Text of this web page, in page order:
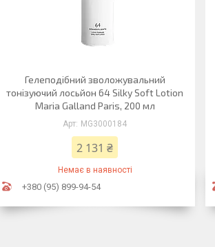
Гелеподібний зволожувальний
тонізуючий лосьйон 64 Silky Soft Lotion
Maria Galland Paris, 200 мл
MG3000184
2 131 ₴
Немає в наявності
+380 (95) 899-94-54